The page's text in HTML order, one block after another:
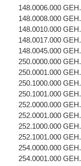
148.0006.000
148.0008.000
148.0010.000
148.0017.000
148.0045.000
250.0000.000
250.0001.000
250.1000.000
250.1001.000
252.0000.000
252.0001.000
252.1000.000
252.1001.000
254.0000.000
254.0001.000